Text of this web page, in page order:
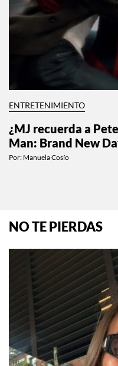
ENTRETENIMIENTO
¿MJ recuerda a
Man: Brand New
Por: Manuela Cosío
NO TE PIERDAS